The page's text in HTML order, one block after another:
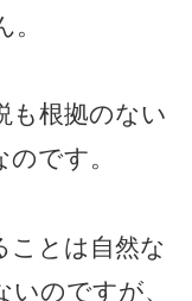
も根拠のない
です。
ことは自然な
のですが、